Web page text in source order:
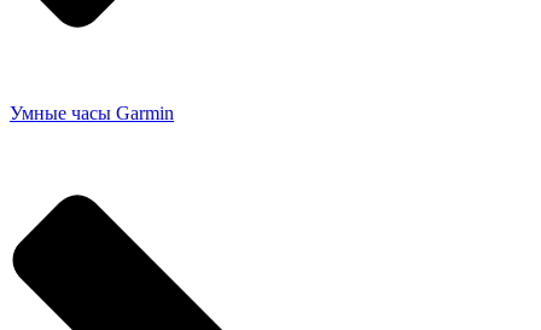
Умные часы Garmin